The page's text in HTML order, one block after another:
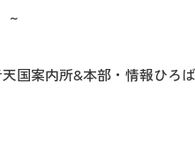
~
国案内所&本部・情報ひろ